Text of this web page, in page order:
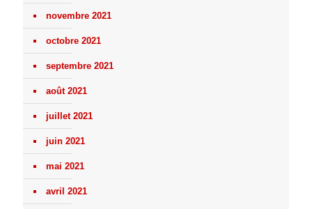
novembre 2021
octobre 2021
septembre 2021
août 2021
juillet 2021
juin 2021
mai 2021
avril 2021